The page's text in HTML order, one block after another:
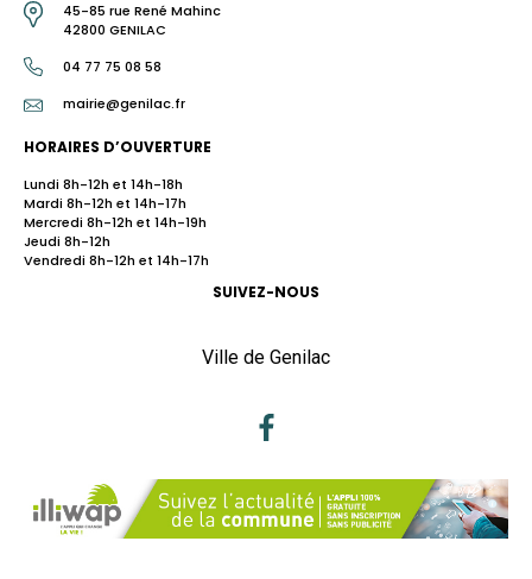
45-85 rue René Mahinc
42800 GENILAC
04 77 75 08 58
mairie@genilac.fr
HORAIRES D’OUVERTURE
Lundi 8h-12h et 14h-18h
Mardi 8h-12h et 14h-17h
Mercredi 8h-12h et 14h-19h
Jeudi 8h-12h
Vendredi 8h-12h et 14h-17h
SUIVEZ-NOUS
Ville de Genilac